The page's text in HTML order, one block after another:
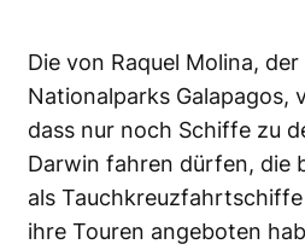
Die von Raquel Molina,
Nationalparks Galapagos,
dass nur noch Schiffe zu
Darwin fahren dürfen, die
als
ihre Touren angeboten